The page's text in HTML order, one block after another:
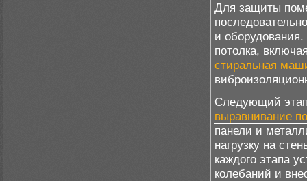
Для защиты
и
потолка,
стиральная
Следующий этап
выравнивание
панели и
нагрузку на
каждого этапа
колебаний и